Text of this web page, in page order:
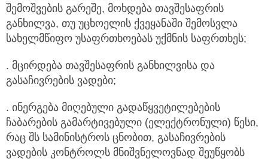
შემოშვების გარეშე, მოხდება თავშესაფრის
განხილვა, თუ უცხოელის ქვეყანაში შემოსვლა
სახელმწიფო უსაფრთხოებას უქმნის საფრთხეს;
. მცირდება თავშესაფრის განხილვისა და
გასაჩივრების ვადები;
. ინერგება მიღებული გადაწყვეტილებების
ჩაბარების გამარტივებული (ელექტრონული) წესი,
რაც შს სამინისტროს ცნობით, გასაჩივრების
ვადების კონტროლს მნიშვნელოვნად შეუწყობს